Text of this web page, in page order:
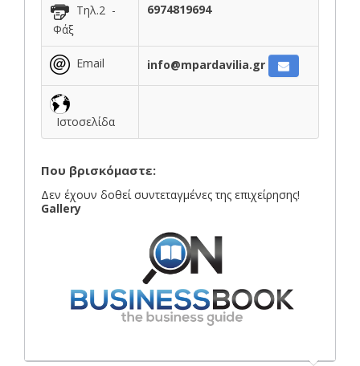
Τηλ.2 -
Φάξ
6974819694
Email info@mpardavilia.gr
Ιστοσελίδα
Που βρισκόμαστε:
Δεν έχουν δοθεί συντεταγμένες της επιχείρησης!
Gallery